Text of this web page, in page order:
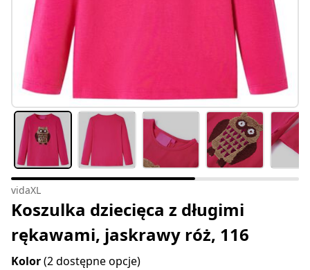
vidaXL
Koszulka dziecięca z długimi
rękawami, jaskrawy róż, 116
Kolor(2 dostępne opcje)